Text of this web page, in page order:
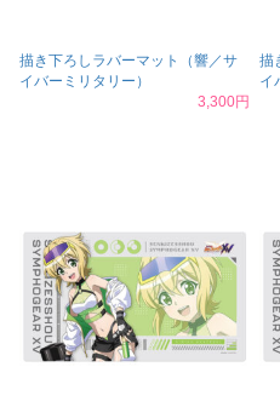
描き下ろしラバーマット（響／サ
イバーミリタリー）
3,300円
描
イ